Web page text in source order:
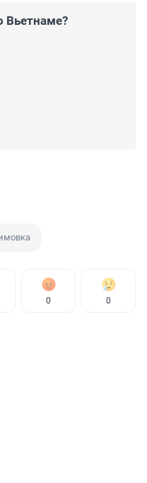
Вьетнаме?
0 0